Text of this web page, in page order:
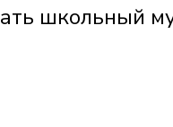
школьный